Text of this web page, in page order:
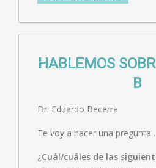
HABLEMOS
B
Dr. Eduardo Becerra
Te voy a hacer una
¿Cuál/cuáles de las